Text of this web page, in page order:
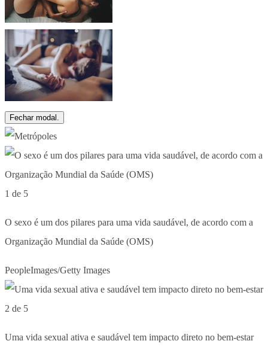
Fechar modal.
1 de 5
O sexo é um dos pilares para uma vida saudável, de acordo com a
Organização Mundial da Saúde (OMS)
PeopleImages/Getty Images
2 de 5
Uma vida sexual ativa e saudável tem impacto direto no bem-estar